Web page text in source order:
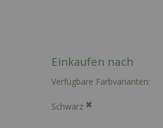
Einkaufen nach
Verfügbare Farbvarianten
Schwarz